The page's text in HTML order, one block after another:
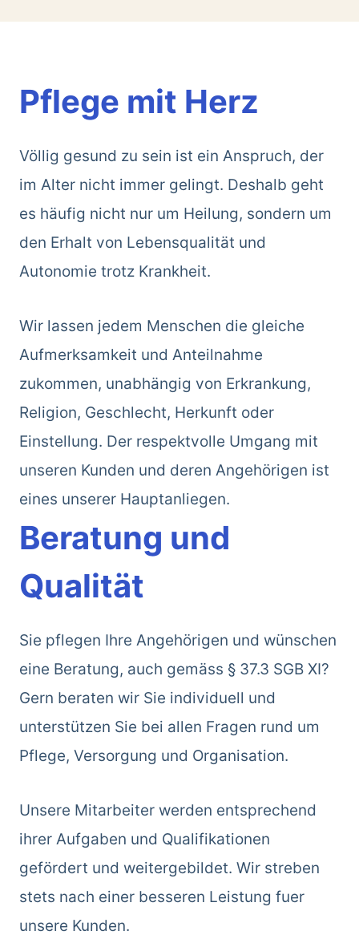
Pflege mit Herz
Völlig gesund zu sein ist ein Anspruch, der
im Alter nicht immer gelingt. Deshalb geht
es häufig nicht nur um Heilung, sondern um
den Erhalt von Lebensqualität und
Autonomie trotz Krankheit.
Wir lassen jedem Menschen die gleiche
Aufmerksamkeit und Anteilnahme
zukommen, unabhängig von Erkrankung,
Religion, Geschlecht, Herkunft oder
Einstellung. Der respektvolle Umgang mit
unseren Kunden und deren Angehörigen ist
eines unserer Hauptanliegen.
Beratung und
Qualität
Sie pflegen Ihre Angehörigen und wünschen
eine Beratung, auch gemäss § 37.3 SGB XI?
Gern beraten wir Sie individuell und
unterstützen Sie bei allen Fragen rund um
Pflege, Versorgung und Organisation.
Unsere Mitarbeiter werden entsprechend
ihrer Aufgaben und Qualifikationen
gefördert und weitergebildet. Wir streben
stets nach einer besseren Leistung fuer
unsere Kunden.